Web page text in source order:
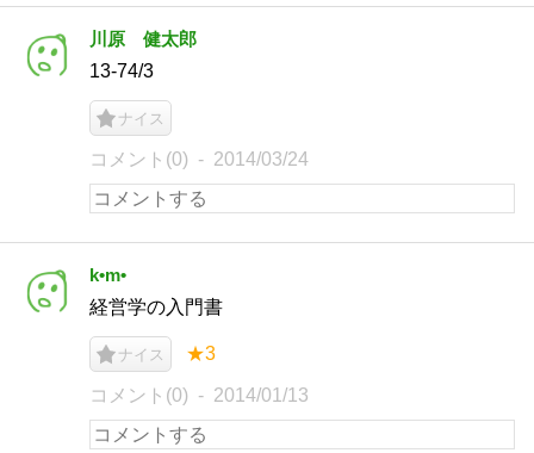
川原 健太郎
13-74/3
ナイス
コメント(0) 2014/03/24
k•m•
経営学の入門書
ナイス ★3
コメント(0) 2014/01/13